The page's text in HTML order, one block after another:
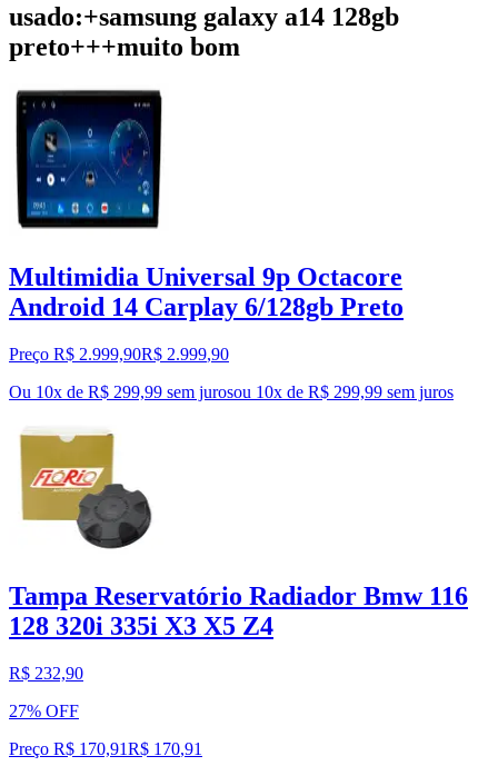
usado:+samsung galaxy a14 128gb
preto+++muito bom
Multimidia Universal 9p Octacore
Android 14 Carplay 6/128gb Preto
Preço R$ 2.999,90R$ 2.999,90
Ou 10x de R$ 299,99 sem jurosou 10x de R$ 299,99 sem juros
Tampa Reservatório Radiador Bmw 116
128 320i 335i X3 X5 Z4
R$ 232,90
27% OFF
Preço R$ 170,91R$ 170,91